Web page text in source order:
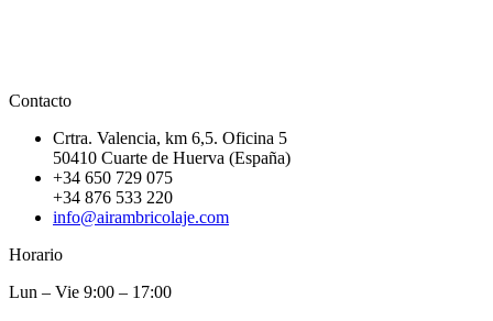
Contacto
Crtra. Valencia, km 6,5. Oficina 5
50410 Cuarte de Huerva (España)
+34 650 729 075
+34 876 533 220
info@airambricolaje.com
Horario
Lun – Vie 9:00 – 17:00